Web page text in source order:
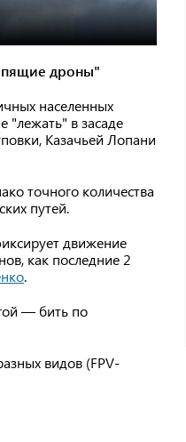
дроны"
населенных
"лежать" в засаде
Казачьей Лопани
точного количества
путей.
движение
как последние 2
.
— бить по
видов (FPV-